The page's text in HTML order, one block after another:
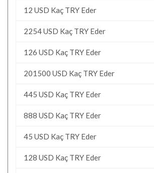
12 USD Kaç TRY Eder
2254 USD Kaç TRY Eder
126 USD Kaç TRY Eder
201500 USD Kaç TRY Eder
445 USD Kaç TRY Eder
888 USD Kaç TRY Eder
45 USD Kaç TRY Eder
128 USD Kaç TRY Eder